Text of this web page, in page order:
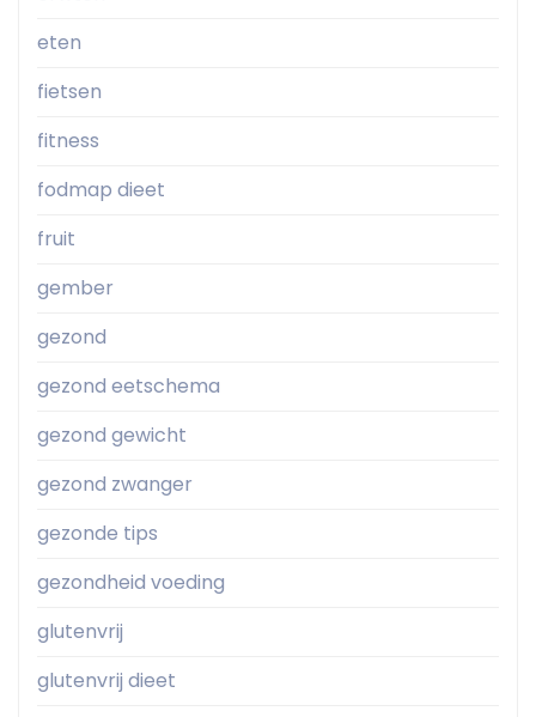
eten
fietsen
fitness
fodmap dieet
fruit
gember
gezond
gezond eetschema
gezond gewicht
gezond zwanger
gezonde tips
gezondheid voeding
glutenvrij
glutenvrij dieet